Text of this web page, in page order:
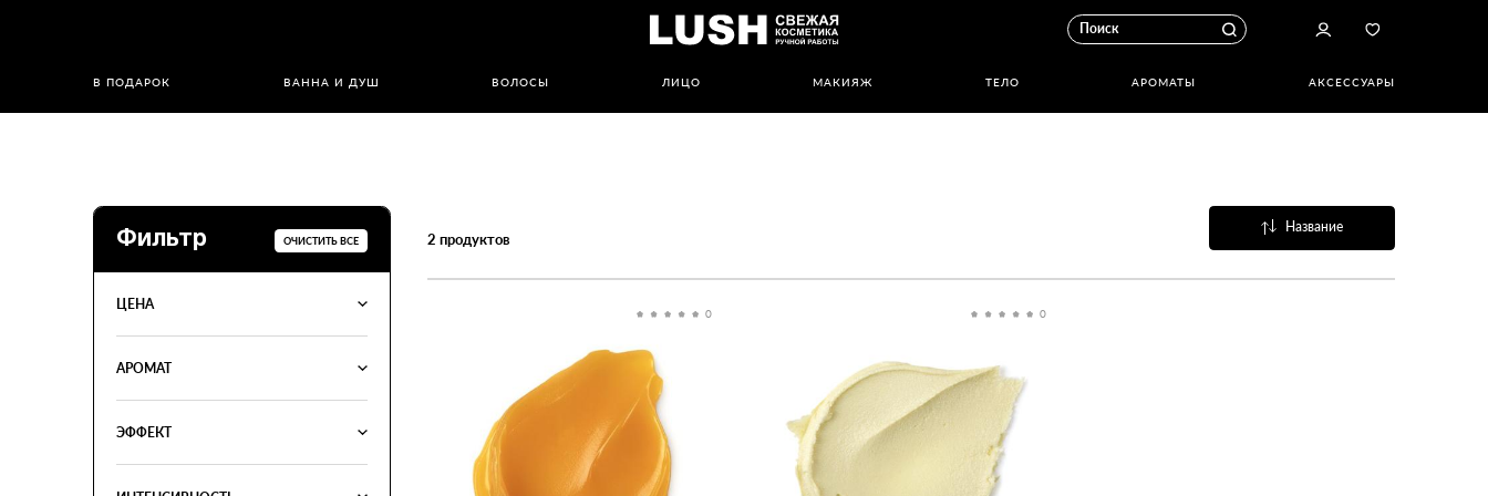
В ПОДАРОК ВАННА И ДУШ ВОЛОСЫ ЛИЦО МАКИЯЖ ТЕЛО АРОМАТЫ АКСЕССУАРЫ
Фильтр
ЦЕНА
АРОМАТ
ЭФФЕКТ
ОЧИСТИТЬ ВСЕ 2 продуктов
Название
0 0